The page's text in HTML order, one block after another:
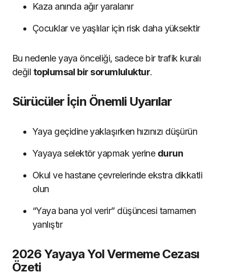
Kaza anında ağır yaralanır
Çocuklar ve yaşlılar için risk daha yüksektir
Bu nedenle yaya önceliği, sadece bir trafik kuralı
değil toplumsal bir sorumluluktur.
Sürücüler İçin Önemli Uyarılar
Yaya geçidine yaklaşırken hızınızı düşürün
Yayaya selektör yapmak yerine durun
Okul ve hastane çevrelerinde ekstra dikkatli
olun
“Yaya bana yol verir” düşüncesi tamamen
yanlıştır
2026 Yayaya Yol Vermeme Cezası
Özeti